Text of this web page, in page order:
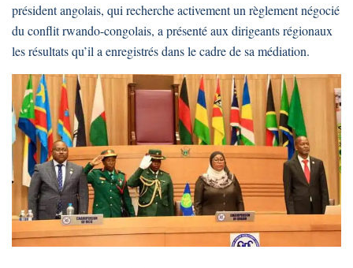
président angolais, qui recherche activement un règlement négocié
du conflit rwando-congolais, a présenté aux dirigeants régionaux
les résultats qu’il a enregistrés dans le cadre de sa médiation.